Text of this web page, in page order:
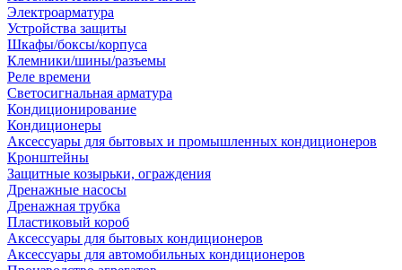
Электроарматура
Устройства защиты
Шкафы/боксы/корпуса
Клемники/шины/разъемы
Реле времени
Светосигнальная арматура
Кондиционирование
Кондиционеры
Аксессуары для бытовых и промышленных кондиционеров
Кронштейны
Защитные козырьки, ограждения
Дренажные насосы
Дренажная трубка
Пластиковый короб
Аксессуары для бытовых кондиционеров
Аксессуары для автомобильных кондиционеров